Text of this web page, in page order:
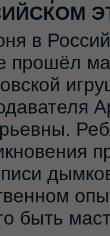
в
прошёл
быть